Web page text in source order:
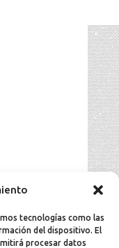
tecnologías como las
del dispositivo. El
procesar datos